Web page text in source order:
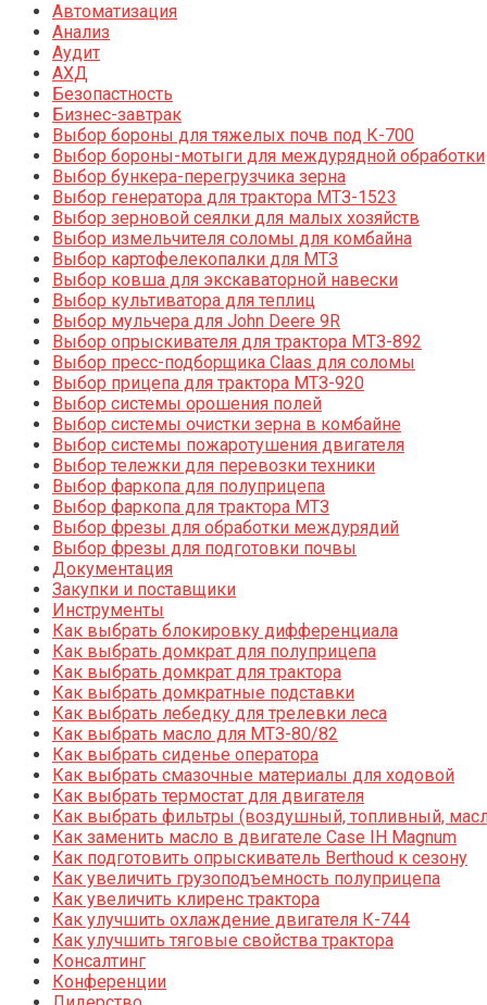
Автоматизация
Анализ
Аудит
АХД
Безопастность
Бизнес-завтрак
Выбор бороны для тяжелых почв под К-700
Выбор бороны-мотыги для междурядной обработки
Выбор бункера-перегрузчика зерна
Выбор генератора для трактора МТЗ-1523
Выбор зерновой сеялки для малых хозяйств
Выбор измельчителя соломы для комбайна
Выбор картофелекопалки для МТЗ
Выбор ковша для экскаваторной навески
Выбор культиватора для теплиц
Выбор мульчера для John Deere 9R
Выбор опрыскивателя для трактора МТЗ-892
Выбор пресс-подборщика Claas для соломы
Выбор прицепа для трактора МТЗ-920
Выбор системы орошения полей
Выбор системы очистки зерна в комбайне
Выбор системы пожаротушения двигателя
Выбор тележки для перевозки техники
Выбор фаркопа для полуприцепа
Выбор фаркопа для трактора МТЗ
Выбор фрезы для обработки междурядий
Выбор фрезы для подготовки почвы
Документация
Закупки и поставщики
Инструменты
Как выбрать блокировку дифференциала
Как выбрать домкрат для полуприцепа
Как выбрать домкрат для трактора
Как выбрать домкратные подставки
Как выбрать лебедку для трелевки леса
Как выбрать масло для МТЗ-80/82
Как выбрать сиденье оператора
Как выбрать смазочные материалы для ходовой
Как выбрать термостат для двигателя
Как выбрать фильтры (воздушный, топливный,
Как заменить масло в двигателе Case IH Magnum
Как подготовить опрыскиватель Berthoud к сезону
Как увеличить грузоподъемность полуприцепа
Как увеличить клиренс трактора
Как улучшить охлаждение двигателя К-744
Как улучшить тяговые свойства трактора
Консалтинг
Конференции